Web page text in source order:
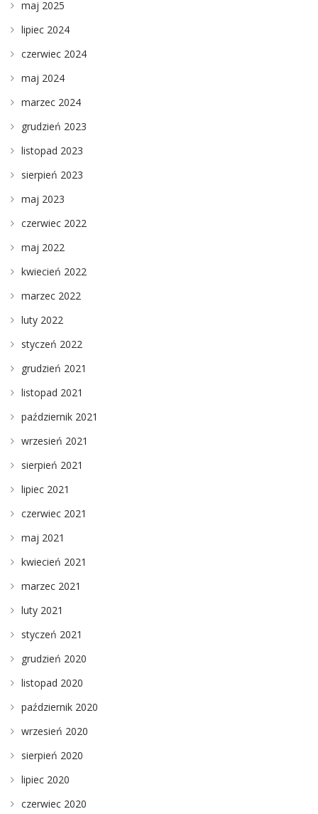
maj 2025
lipiec 2024
czerwiec 2024
maj 2024
marzec 2024
grudzień 2023
listopad 2023
sierpień 2023
maj 2023
czerwiec 2022
maj 2022
kwiecień 2022
marzec 2022
luty 2022
styczeń 2022
grudzień 2021
listopad 2021
październik 2021
wrzesień 2021
sierpień 2021
lipiec 2021
czerwiec 2021
maj 2021
kwiecień 2021
marzec 2021
luty 2021
styczeń 2021
grudzień 2020
listopad 2020
październik 2020
wrzesień 2020
sierpień 2020
lipiec 2020
czerwiec 2020